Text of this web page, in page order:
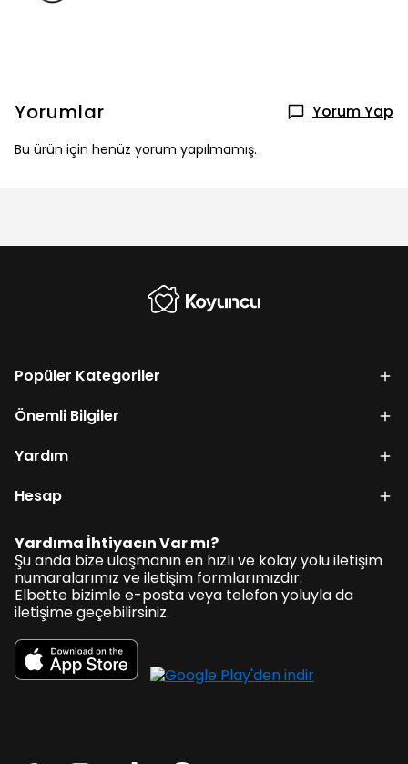
Yorumlar Yorum Yap
Bu ürün için henüz yorum yapılmamış.
Popüler Kategoriler
Önemli Bilgiler
Yardım
Hesap
Yardıma İhtiyacın Var mı?
Şu anda bize ulaşmanın en hızlı ve kolay yolu iletişim
numaralarımız ve iletişim formlarımızdır.
Elbette bizimle e-posta veya telefon yoluyla da
iletişime geçebilirsiniz.